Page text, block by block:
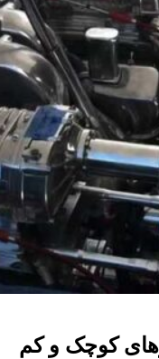
کوچک و کم